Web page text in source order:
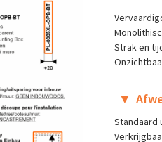
Strak en
▼
Standaard